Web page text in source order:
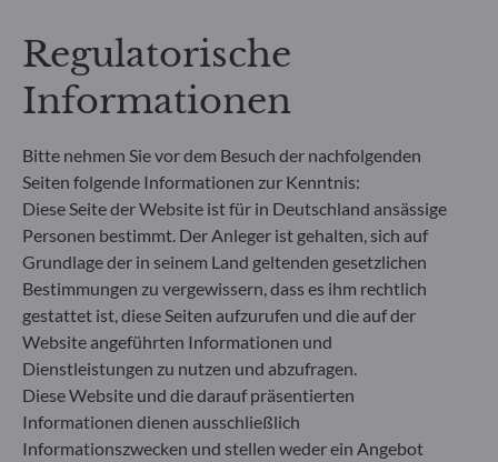
**Die EU-Verordnung zur Offenlegung von
Nachhaltigkeitsinformationen (Sustainable
Finance Disclosure Regulation, SFDR) ist ein
Nachhaltigkeitsprofil von Fonds transparent,
besser vergleichbar und für Endinvestoren besser
verständlich zu machen.
Artikel 6: Das Fondsmanagementteam
berücksichtigt bei der Anlageentscheidung keine
Nachhaltigkeitsrisiken oder nachteiligen
Auswirkungen von Anlageentscheidungen auf
Nachhaltigkeitsfaktoren.
Artikel 8: Das Fondsmanagementteam adressiert
Nachhaltigkeitsrisiken, indem es ESG-Kriterien
(Umwelt und/oder Soziales und/oder Governance)
in den Anlageentscheidungsprozess einbezieht.
Artikel 9: Das Fondsmanagementteam verfolgt ein
Regulatorische
Informationen
Bitte nehmen Sie vor dem Besuch der nachfolgenden
Seiten folgende Informationen zur Kenntnis:
Diese Seite der Website ist für in Deutschland ansässige
Personen bestimmt. Der Anleger ist gehalten, sich auf
Grundlage der in seinem Land geltenden gesetzlichen
Bestimmungen zu vergewissern, dass es ihm rechtlich
gestattet ist, diese Seiten aufzurufen und die auf der
Website angeführten Informationen und
Dienstleistungen zu nutzen und abzufragen.
Diese Website und die darauf präsentierten
Informationen dienen ausschließlich
Informationszwecken und stellen weder ein Angebot